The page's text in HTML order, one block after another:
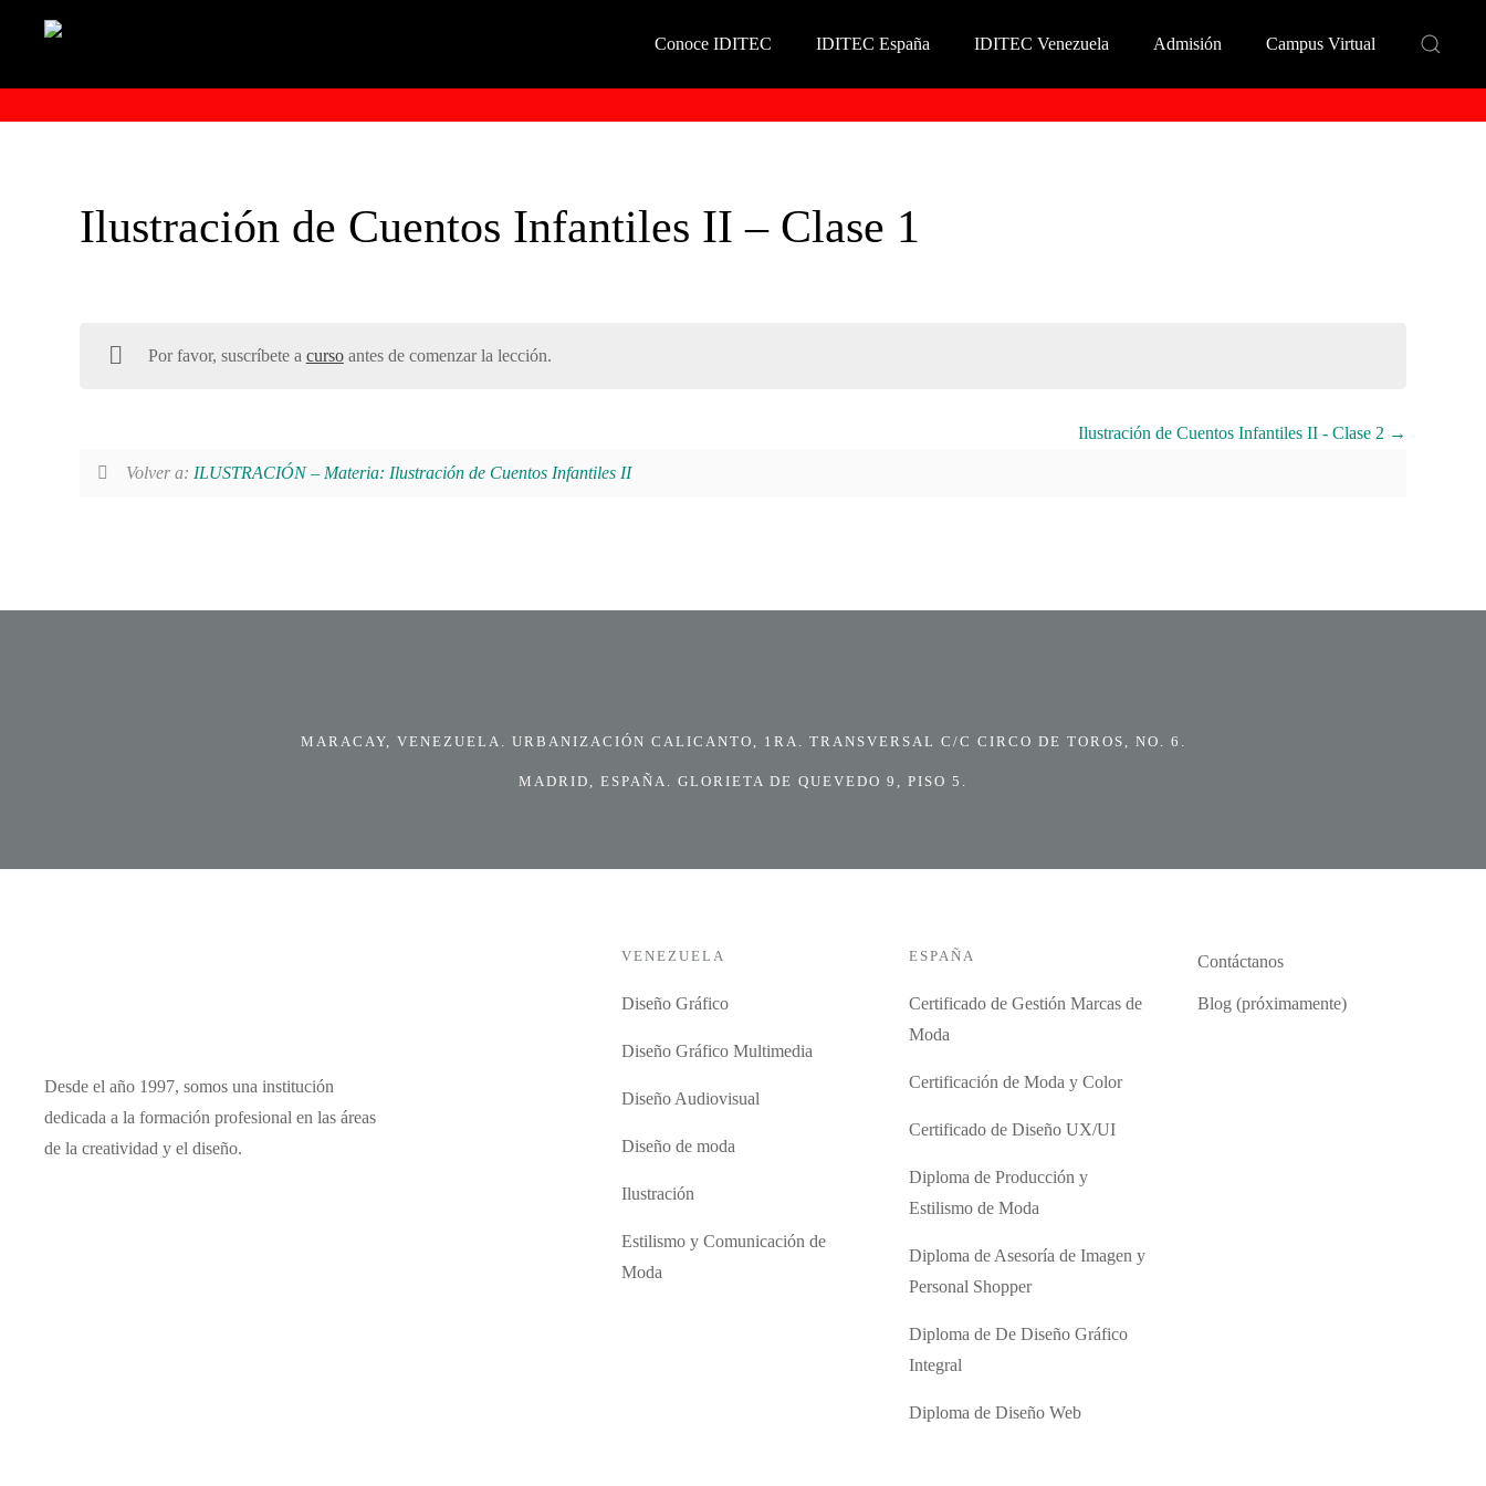
Conoce IDITEC IDITEC España IDITEC Venezuela Admisión Campus Virtual
Ilustración de Cuentos Infantiles II – Clase 1
Por favor, suscríbete a cursoantes de comenzar la lección.
Ilustración de Cuentos Infantiles II - Clase 2
Volver a: ILUSTRACIÓN – Materia: Ilustración de Cuentos Infantiles II
MARACAY, VENEZUELA. URBANIZACIÓN CALICANTO, 1RA. TRANSVERSAL C/C CIRCO DE TOROS, NO. 6.
MADRID, ESPAÑA. GLORIETA DE QUEVEDO 9, PISO 5.
Desde el año 1997, somos una institución
dedicada a la formación profesional en las áreas
de la creatividad y el diseño.
VENEZUELA
Diseño Gráfico
Diseño Gráfico Multimedia
Diseño Audiovisual
Diseño de moda
Ilustración
Estilismo y Comunicación de
Moda
ESPAÑA
Certificado de Gestión Marcas de
Moda
Certificación de Moda y Color
Certificado de Diseño UX/UI
Diploma de Producción y
Estilismo de Moda
Diploma de Asesoría de Imagen y
Personal Shopper
Diploma de De Diseño Gráfico
Integral
Diploma de Diseño Web
Contáctanos
Blog (próximamente)